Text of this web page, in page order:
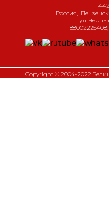
Россия,
ул.
88002225408,
Copyright © 2004-2022